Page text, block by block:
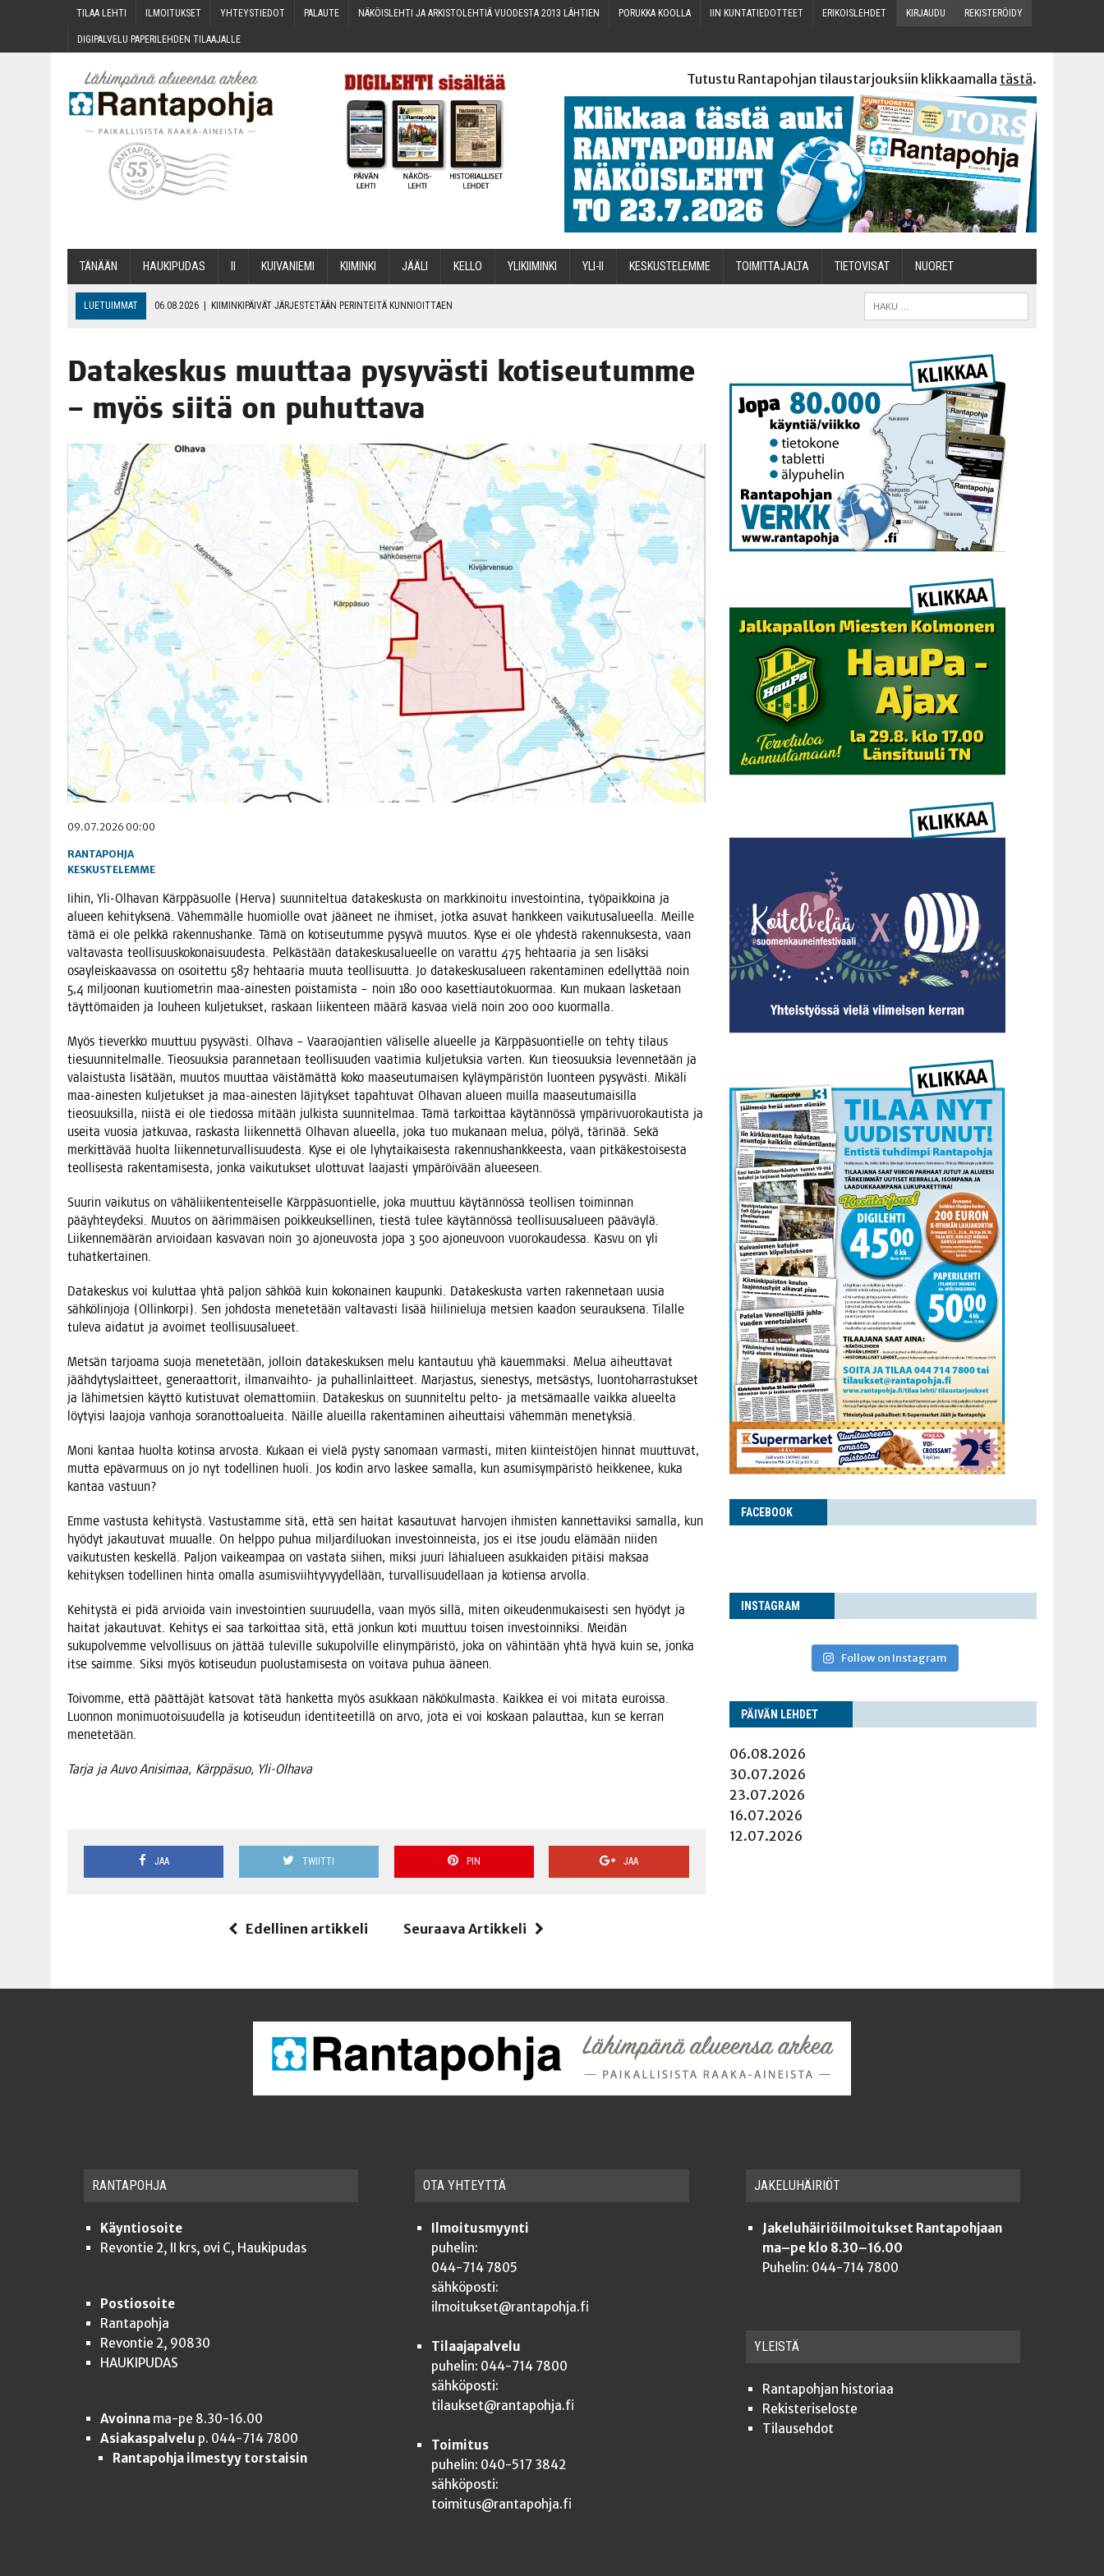
TILAA LEH­TI ILMOI­TUK­SET YHTEYS­TIE­DOT PALAU­TE NÄKÖIS­LEH­TI JA ARKIS­TO­LEH­TIÄ VUO­DES­TA 2013 LÄHTIEN PORUK­KA KOOLLA IIN KUN­TA­TIE­DOT­TEET ERI­KOIS­LEH­DET KIR­JAU­DU REKIS­TE­RÖI­DY
DIGI­PAL­VE­LU PAPE­RI­LEH­DEN TILAAJALLE
Tutustu Rantapohjan tilaustarjouksiin klikkaamalla tästä.
TÄNÄÄN HAU­KI­PU­DAS KUI­VA­NIE­MI KII­MIN­KI JÄÄ­LI KEL­LO YLI­KII­MIN­KI YLI-II KES­KUS­TE­LEM­ME TOI­MIT­TA­JAL­TA TIETOVISAT NUO­RET
LUETUIMMAT 06.08.2026 | KII­MIN­KI­PÄI­VÄT JÄR­JES­TE­TÄÄN PERIN­TEI­TÄ KUNNIOITTAEN
06.08.2026 | MAKA­RO­NI­LAA­TI­KOL­LA ARKEEN
OPIN­TOI­HIN KAN­SA­LAIS­OPIS­TOS­SA VOI SAA­DA AVUSTUSTA
08.08.2026 | MENO­VINK­KE­JÄ LOP­PU­KE­SÄN TAPAHTUMIIN
Data­kes­kus muut­taa pysy­väs­ti koti­seu­tum­me
– myös sii­tä on puhuttava
09.07.2026 00:00
RANTAPOHJA
KESKUSTELEMME
Iihin, Yli-Olha­van Kärp­pä­suol­le (Her­va) suun­ni­tel­tua data­kes­kus­ta on mark­ki­noi­tu inves­toin­ti­na, työ­paik­koi­na ja
alu­een kehi­tyk­se­nä. Vähem­mäl­le huo­miol­le ovat jää­neet ne ihmi­set, jot­ka asu­vat hank­keen vai­ku­tusa­lu­eel­la. Meil­le
tämä ei ole pelk­kä raken­nus­han­ke. Tämä on koti­seu­tum­me pysy­vä muu­tos. Kyse ei ole yhdes­tä raken­nuk­ses­ta, vaan
val­ta­vas­ta teol­li­suus­ko­ko­nai­suu­des­ta. Pel­käs­tään data­kes­kusa­lu­eel­le on varat­tu 475 heh­taa­ria ja sen lisäk­si
osay­leis­kaa­vas­sa on osoi­tet­tu 587 heh­taa­ria muu­ta teol­li­suut­ta. Jo data­kes­kusa­lu­een raken­ta­mi­nen edel­lyt­tää noin
5,4 mil­joo­nan kuu­tio­met­rin maa-aines­ten pois­ta­mis­ta – noin 180 000 kaset­ti­au­to­kuor­maa. Kun mukaan las­ke­taan
täyt­tö­mai­den ja lou­heen kul­je­tuk­set, ras­kaan lii­ken­teen mää­rä kas­vaa vie­lä noin 200 000 kuormalla.
Myös tie­verk­ko muut­tuu pysy­väs­ti. Olha­va – Vaa­rao­jan­tien väli­sel­le alu­eel­le ja Kärp­pä­suon­tiel­le on teh­ty tilaus
tie­suun­ni­tel­mal­le. Tie­o­suuk­sia paran­ne­taan teol­li­suu­den vaa­ti­mia kul­je­tuk­sia var­ten. Kun tie­o­suuk­sia leven­ne­tään ja
valais­tus­ta lisä­tään, muu­tos muut­taa väis­tä­mät­tä koko maa­seu­tu­mai­sen kyläym­pä­ris­tön luon­teen pysy­väs­ti. Mikä­li
maa-aines­ten kul­je­tuk­set ja maa-aines­ten läji­tyk­set tapah­tu­vat Olha­van alu­een muil­la maa­seu­tu­mai­sil­la
tie­o­suuk­sil­la, niis­tä ei ole tie­dos­sa mitään jul­kis­ta suun­ni­tel­maa. Tämä tar­koit­taa käy­tän­nös­sä ympä­ri­vuo­ro­kau­tis­ta ja
usei­ta vuo­sia jat­ku­vaa, ras­kas­ta lii­ken­net­tä Olha­van alu­eel­la, joka tuo muka­naan melua, pölyä, täri­nää. Sekä
mer­kit­tä­vää huol­ta lii­ken­ne­tur­val­li­suu­des­ta. Kyse ei ole lyhy­tai­kai­ses­ta raken­nus­hank­kees­ta, vaan pit­kä­kes­toi­ses­ta
teol­li­ses­ta raken­ta­mi­ses­ta, jon­ka vai­ku­tuk­set ulot­tu­vat laa­jas­ti ympä­röi­vään alueeseen.
Suu­rin vai­ku­tus on vähä­lii­ken­ten­tei­sel­le Kärp­pä­suon­tiel­le, joka muut­tuu käy­tän­nös­sä teol­li­sen toi­min­nan
pää­yh­tey­dek­si. Muu­tos on äärim­mäi­sen poik­keuk­sel­li­nen, ties­tä tulee käy­tän­nös­sä teol­li­suusa­lu­een pää­väy­lä.
Lii­ken­ne­mää­rän arvioi­daan kas­va­van noin 30 ajo­neu­vos­ta jopa 3 500 ajo­neu­voon vuo­ro­kau­des­sa. Kas­vu on yli
tuhatkertainen.
Data­kes­kus voi kulut­taa yhtä pal­jon säh­köä kuin koko­nai­nen kau­pun­ki. Data­kes­kus­ta var­ten raken­ne­taan uusia
säh­kö­lin­jo­ja (Ollin­kor­pi). Sen joh­dos­ta mene­te­tään val­ta­vas­ti lisää hii­li­nie­lu­ja met­sien kaa­don seu­rauk­se­na. Tilal­le
tule­va aida­tut ja avoi­met teollisuusalueet.
Met­sän tar­joa­ma suo­ja mene­te­tään, jol­loin data­kes­kuk­sen melu kan­tau­tuu yhä kau­em­mak­si. Melua aiheut­ta­vat
jääh­dy­tys­lait­teet, gene­raat­to­rit, ilman­vaih­to- ja puhal­lin­lait­teet. Mar­jas­tus, sie­nes­tys, met­säs­tys, luon­to­har­ras­tuk­set
ja lähi­met­sien käyt­tö kutis­tu­vat ole­mat­to­miin. Data­kes­kus on suun­ni­tel­tu pel­to- ja met­sä­maal­le vaik­ka alu­eel­ta
löy­tyi­si laa­jo­ja van­ho­ja soran­ot­toa­luei­ta. Näil­le alueil­la raken­ta­mi­nen aiheut­tai­si vähem­män menetyksiä.
Moni kan­taa huol­ta kotin­sa arvos­ta. Kukaan ei vie­lä pys­ty sano­maan var­mas­ti, miten kiin­teis­tö­jen hin­nat muut­tu­vat,
mut­ta epä­var­muus on jo nyt todel­li­nen huo­li. Jos kodin arvo las­kee samal­la, kun asu­mi­sym­pä­ris­tö heik­ke­nee, kuka
kan­taa vastuun?
Emme vas­tus­ta kehi­tys­tä. Vas­tus­tam­me sitä, että sen hai­tat kasau­tu­vat har­vo­jen ihmis­ten kan­net­ta­vik­si samal­la, kun
hyö­dyt jakau­tu­vat muu­al­le. On help­po puhua mil­jar­di­luo­kan inves­toin­neis­ta, jos ei itse jou­du elä­mään nii­den
vai­ku­tus­ten kes­kel­lä. Pal­jon vai­keam­paa on vas­ta­ta sii­hen, mik­si juu­ri lähia­lu­een asuk­kai­den pitäi­si mak­saa
kehi­tyk­sen todel­li­nen hin­ta omal­la asu­mis­viih­ty­vyy­del­lään, tur­val­li­suu­del­laan ja kotien­sa arvolla.
Kehi­tys­tä ei pidä arvioi­da vain inves­toin­tien suu­ruu­del­la, vaan myös sil­lä, miten oikeu­den­mu­kai­ses­ti sen hyö­dyt ja
hai­tat jakau­tu­vat. Kehi­tys ei saa tar­koit­taa sitä, että jon­kun koti muut­tuu toi­sen inves­toin­nik­si. Mei­dän
suku­pol­vem­me vel­vol­li­suus on jät­tää tule­vil­le suku­pol­vil­le eli­nym­pä­ris­tö, joka on vähin­tään yhtä hyvä kuin se, jon­ka
itse saim­me. Sik­si myös koti­seu­dun puo­lus­ta­mi­ses­ta on voi­ta­va puhua ääneen.
Toi­vom­me, että päät­tä­jät kat­so­vat tätä han­ket­ta myös asuk­kaan näkö­kul­mas­ta. Kaik­kea ei voi mita­ta eurois­sa.
Luon­non moni­muo­toi­suu­del­la ja koti­seu­dun iden­ti­tee­til­lä on arvo, jota ei voi kos­kaan palaut­taa, kun se ker­ran
menetetään.
Tar­ja ja Auvo Ani­si­maa, Kärp­pä­suo, Yli-Olhava
JAA TWIITTI PIN JAA
Edellinen artikkeli Seuraava Artikkeli
FACE­BOOK
INS­TA­GRAM
Follow on Instagram
PÄI­VÄN LEHDET
06.08.2026
30.07.2026
23.07.2026
16.07.2026
12.07.2026
RAN­TA­POH­JA
Käyntiosoite
Revontie 2, II krs, ovi C, Haukipudas
Postiosoite
Rantapohja
Revontie 2, 90830
HAUKIPUDAS
Avoinna ma-pe 8.30-16.00
Asiakaspalvelu p. 044-714 7800
Rantapohja ilmestyy torstaisin
OTA YHTEYT­TÄ
Ilmoitusmyynti
puhelin:
044-714 7805
sähköposti:
ilmoitukset@rantapohja.fi
Tilaajapalvelu
puhelin: 044-714 7800
sähköposti:
tilaukset@rantapohja.fi
Toimitus
puhelin: 040-517 3842
sähköposti:
toimitus@rantapohja.fi
JAKE­LU­HÄI­RIÖT
Jakeluhäiriöilmoitukset Rantapohjaan
ma–pe klo 8.30–16.00
Puhelin: 044-714 7800
YLEISTÄ
Ran­ta­poh­jan historiaa
Rekis­te­ri­se­los­te
Tilauseh­dot